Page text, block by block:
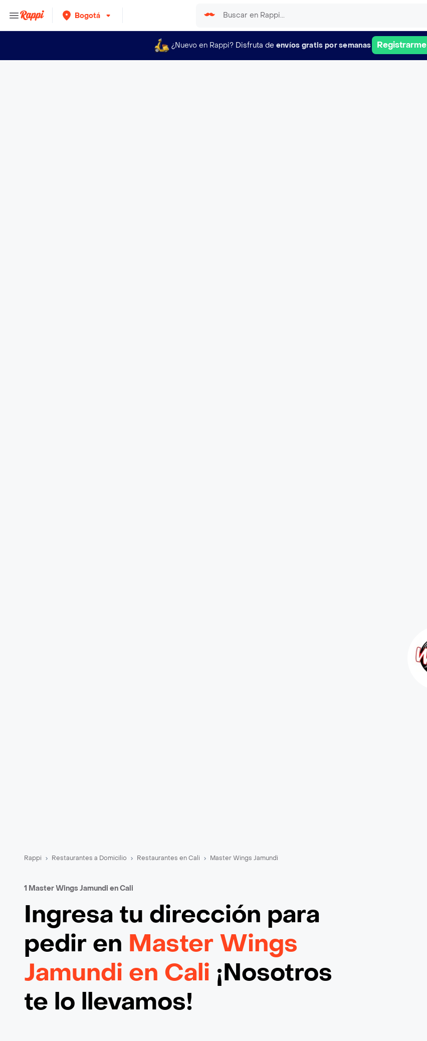
Bogotá
¿Nuevo en Rappi? Disfruta de envíos gratis por semanas Registrarme
Rappi Restaurantes a Domicilio Restaurantes en Cali Master Wings Jamundi
1 Master Wings Jamundi en Cali
Ingresa tu dirección para
pedir en Master Wings
Jamundi en Cali ¡Nosotros
te lo llevamos!